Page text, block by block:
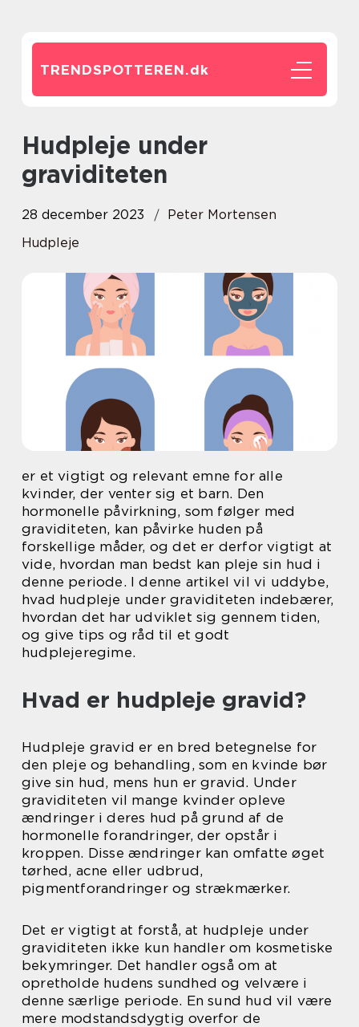
TRENDSPOTTEREN.dk
Hudpleje under
graviditeten
28 december 2023
Peter Mortensen
Hudpleje
er et vigtigt og relevant emne for alle
kvinder, der venter sig et barn. Den
hormonelle påvirkning, som følger med
graviditeten, kan påvirke huden på
forskellige måder, og det er derfor vigtigt at
vide, hvordan man bedst kan pleje sin hud i
denne periode. I denne artikel vil vi uddybe,
hvad hudpleje under graviditeten indebærer,
hvordan det har udviklet sig gennem tiden,
og give tips og råd til et godt
hudplejeregime.
Hvad er hudpleje gravid?
Hudpleje gravid er en bred betegnelse for
den pleje og behandling, som en kvinde bør
give sin hud, mens hun er gravid. Under
graviditeten vil mange kvinder opleve
ændringer i deres hud på grund af de
hormonelle forandringer, der opstår i
kroppen. Disse ændringer kan omfatte øget
tørhed, acne eller udbrud,
pigmentforandringer og strækmærker.
Det er vigtigt at forstå, at hudpleje under
graviditeten ikke kun handler om kosmetiske
bekymringer. Det handler også om at
opretholde hudens sundhed og velvære i
denne særlige periode. En sund hud vil være
mere modstandsdygtig overfor de